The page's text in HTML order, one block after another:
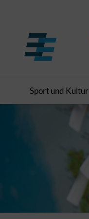
Sport und Kultur